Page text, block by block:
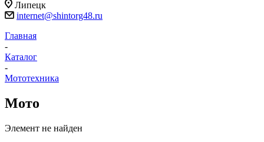
Липецк
internet@shintorg48.ru
Главная
-
Каталог
-
Мототехника
Мото
Элемент не найден